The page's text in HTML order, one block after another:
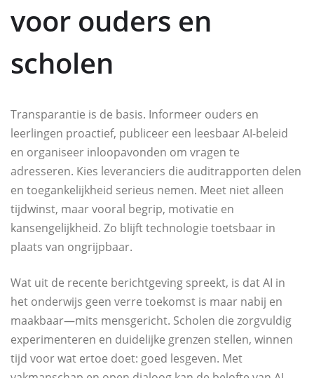
voor ouders en
scholen
Transparantie is de basis. Informeer ouders en
leerlingen proactief, publiceer een leesbaar AI-beleid
en organiseer inloopavonden om vragen te
adresseren. Kies leveranciers die auditrapporten delen
en toegankelijkheid serieus nemen. Meet niet alleen
tijdwinst, maar vooral begrip, motivatie en
kansengelijkheid. Zo blijft technologie toetsbaar in
plaats van ongrijpbaar.
Wat uit de recente berichtgeving spreekt, is dat AI in
het onderwijs geen verre toekomst is maar nabij en
maakbaar—mits mensgericht. Scholen die zorgvuldig
experimenteren en duidelijke grenzen stellen, winnen
tijd voor wat ertoe doet: goed lesgeven. Met